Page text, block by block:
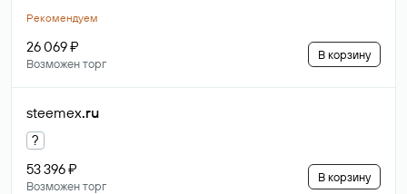
Рекомендуем
26 069 ₽
Возможен торг
В корзину
steemex.ru
?
53 396 ₽
Возможен торг
В корзину